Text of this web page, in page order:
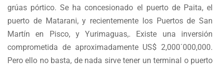
grúas pórtico. Se ha concesionado el puerto de Paita, el
puerto de Matarani, y recientemente los Puertos de San
Martín en Pisco, y Yurimaguas,. Existe una inversión
comprometida de aproximadamente US$ 2,000´000,000.
Pero ello no basta, de nada sirve tener un terminal o puerto